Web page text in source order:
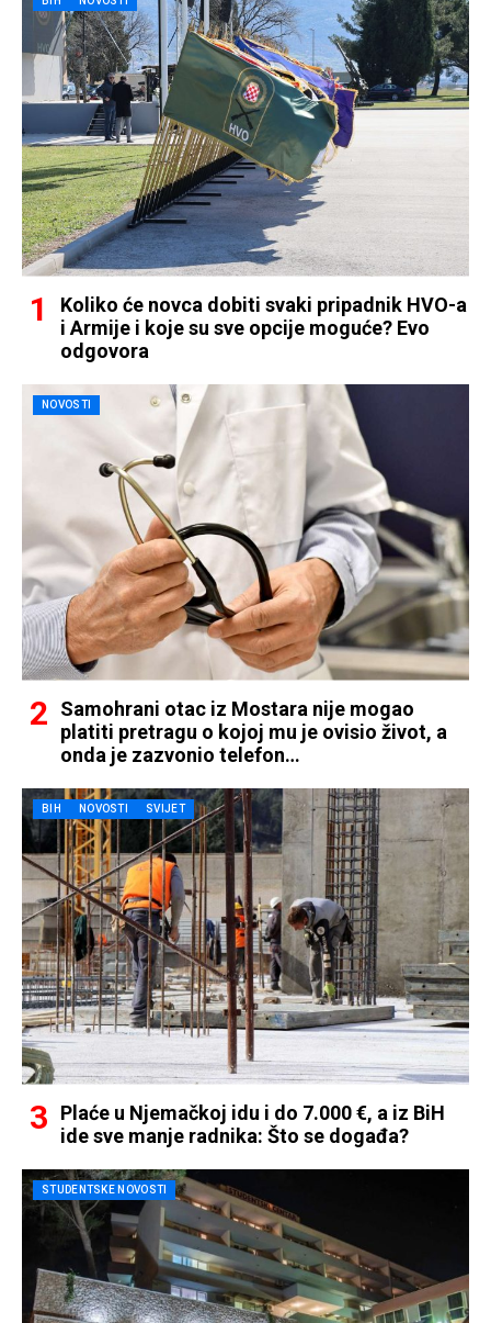
Koliko će novca dobiti svaki pripadnik HVO-a
i Armije i koje su sve opcije moguće? Evo
odgovora
NOVOSTI
Samohrani otac iz Mostara nije mogao
platiti pretragu o kojoj mu je ovisio život, a
onda je zazvonio telefon…
BIH NOVOSTI SVIJET
Plaće u Njemačkoj idu i do 7.000 €, a iz BiH
ide sve manje radnika: Što se događa?
STUDENTSKE NOVOSTI